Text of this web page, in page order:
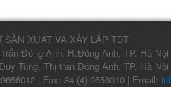
XUẤT VÀ XÂY LẮP TDT
Đông Anh, H.Đông Anh, TP. Hà Nội
Tùng, Thị trấn Đông Anh, TP. Hà Nội
| Fax: 84 (4) 9656010 | Email: